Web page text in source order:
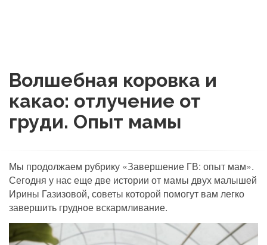
Волшебная коровка и
какао: отлучение от
груди. Опыт мамы
Мы продолжаем рубрику «Завершение ГВ: опыт мам».
Сегодня у нас еще две истории от мамы двух малышей
Ирины Газизовой, советы которой помогут вам легко
завершить грудное вскармливание.